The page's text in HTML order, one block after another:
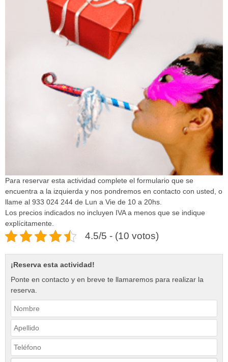
¡Reserva esta actividad!
Ponte en contacto y en breve te llamaremos para realizar la
reserva.
Para reservar esta actividad complete el formulario que se
encuentra a la izquierda y nos pondremos en contacto con usted, o
llame al 933 024 244 de Lun a Vie de 10 a 20hs.
Los precios indicados no incluyen IVA a menos que se indique
explícitamente.
4.5/5 - (10 votos)